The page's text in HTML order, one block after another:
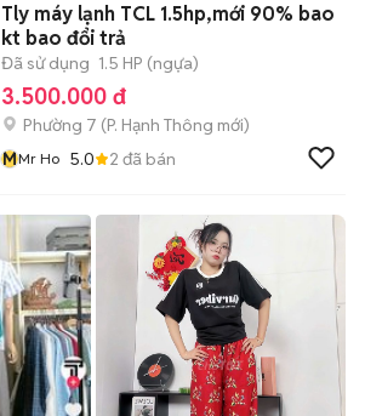
Tly máy lạnh TCL 1.5hp,mới 90% bao
kt bao đổi trả
Đã sử dụng 1.5 HP (ngựa)
3.500.000 đ
Phường 7 (P. Hạnh Thông mới)
MMr Ho 5.0 2 đã bán